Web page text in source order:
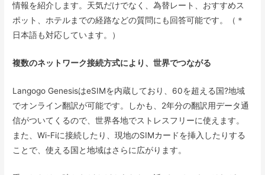
情報を紹介します。天気だけでなく、為替レート、おすすめス
ポット、ホテルまでの経路などの質問にも回答可能です。（＊
日本語も対応しています。）
複数のネットワーク接続方式により、世界でつながる
Langogo GenesisはeSIMを内蔵しており、60を超える国?地域
でオンライン翻訳が可能です。しかも、2年分の翻訳用データ通
信がついてくるので、世界各地でストレスフリーに使えます。
また、Wi-Fiに接続したり、現地のSIMカードを挿入したりする
ことで、使える国と地域はさらに広がります。